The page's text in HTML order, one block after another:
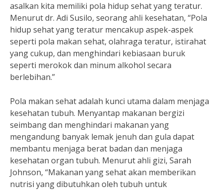
asalkan kita memiliki pola hidup sehat yang teratur.
Menurut dr. Adi Susilo, seorang ahli kesehatan, “Pola
hidup sehat yang teratur mencakup aspek-aspek
seperti pola makan sehat, olahraga teratur, istirahat
yang cukup, dan menghindari kebiasaan buruk
seperti merokok dan minum alkohol secara
berlebihan.”
Pola makan sehat adalah kunci utama dalam menjaga
kesehatan tubuh. Menyantap makanan bergizi
seimbang dan menghindari makanan yang
mengandung banyak lemak jenuh dan gula dapat
membantu menjaga berat badan dan menjaga
kesehatan organ tubuh. Menurut ahli gizi, Sarah
Johnson, “Makanan yang sehat akan memberikan
nutrisi yang dibutuhkan oleh tubuh untuk